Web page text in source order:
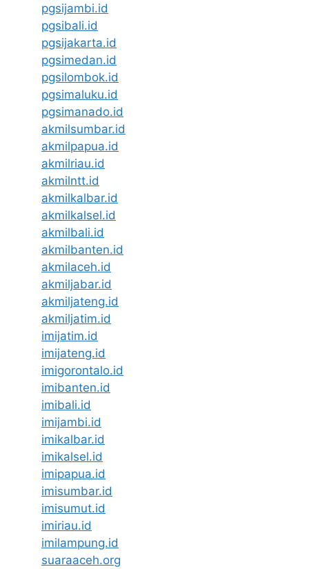
pgsijambi.id
pgsibali.id
pgsijakarta.id
pgsimedan.id
pgsilombok.id
pgsimaluku.id
pgsimanado.id
akmilsumbar.id
akmilpapua.id
akmilriau.id
akmilntt.id
akmilkalbar.id
akmilkalsel.id
akmilbali.id
akmilbanten.id
akmilaceh.id
akmiljabar.id
akmiljateng.id
akmiljatim.id
imijatim.id
imijateng.id
imigorontalo.id
imibanten.id
imibali.id
imijambi.id
imikalbar.id
imikalsel.id
imipapua.id
imisumbar.id
imisumut.id
imiriau.id
imilampung.id
suaraaceh.org